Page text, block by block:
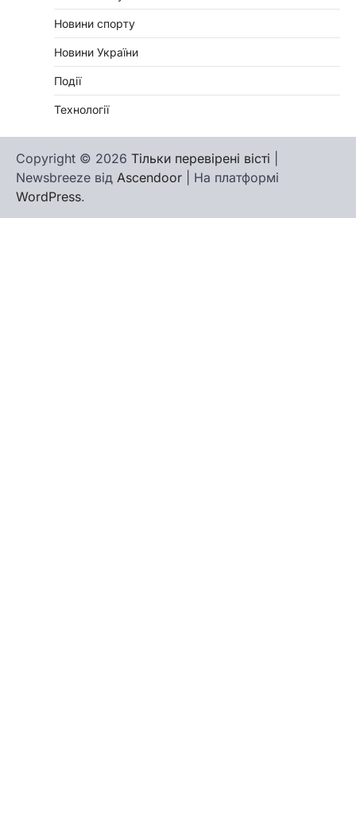
Новини спорту
Новини України
Події
Технології
Copyright © 2026 Тільки перевірені вісті
Newsbreeze від Ascendoor | На платформі
WordPress.